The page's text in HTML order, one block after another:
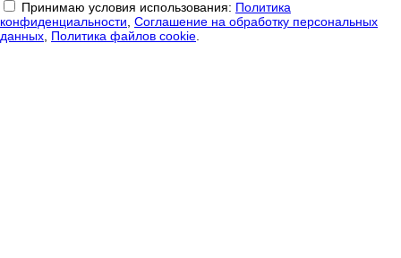
Принимаю условия использования: Политика
конфиденциальности Соглашение на обработку персональных
данных Политика файлов cookie